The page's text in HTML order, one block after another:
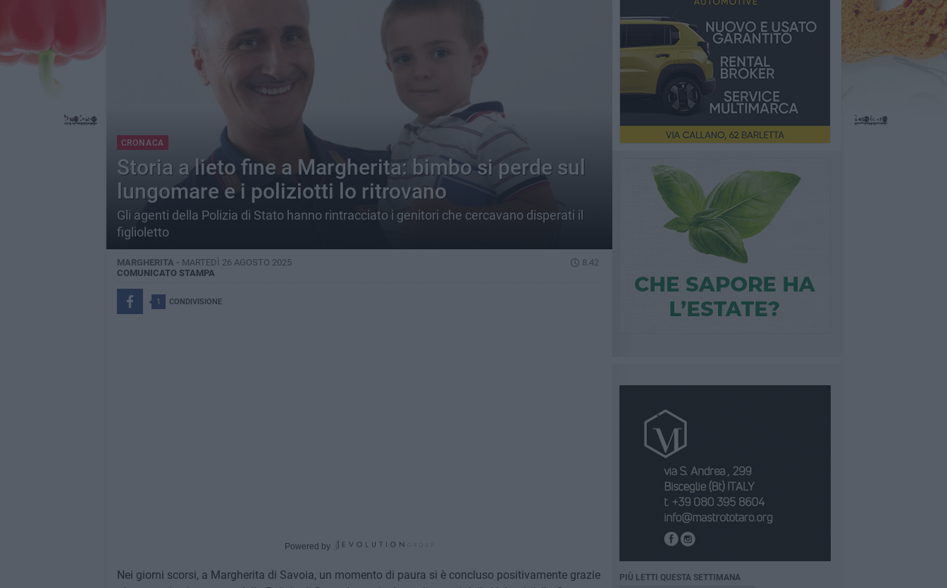
CRONACA
Storia a lieto fine a Margherita: bimbo si perde sul
lungomare e i poliziotti lo ritrovano
Gli agenti della Polizia di Stato hanno rintracciato i genitori che cercavano disperati il
figlioletto
MARGHERITA - MARTEDÌ 26 AGOSTO 2025
8.42
COMUNICATO STAMPA
1 CONDIVISIONE
Powered by
Nei giorni scorsi, a Margherita di Savoia, un momento di paura si è concluso positivamente grazie
PIÙ LETTI QUESTA SETTIMANA